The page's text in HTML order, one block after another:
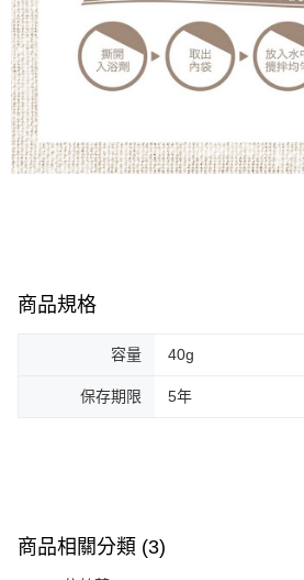
商品規格
容量 40g
保存期限 5年
商品相關分類 (3)